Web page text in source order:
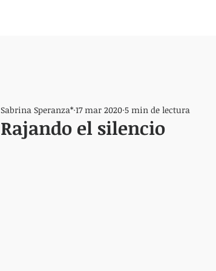
Rajando el silencio
Sabrina Speranza* 17 mar 2020 5 min de lectura